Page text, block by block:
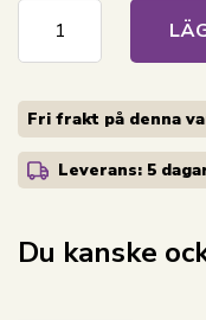
Fri frakt på denna
Leverans: 5
Du kanske